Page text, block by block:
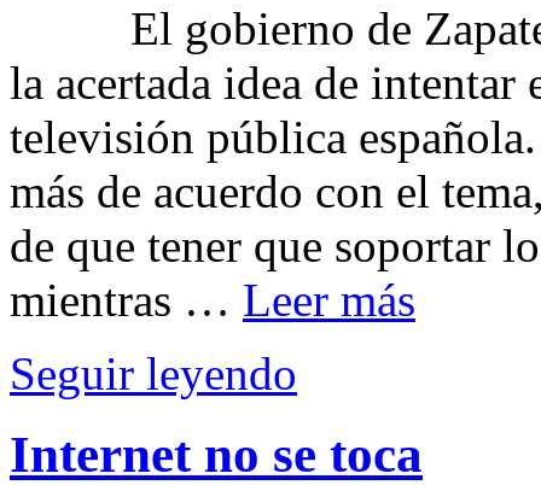
de
ISP
El gobierno de
la acertada idea de
televisión pública
más de acuerdo con el
de que tener que soportar
mientras … Leer más
Seguir leyendo
Internet no se toca